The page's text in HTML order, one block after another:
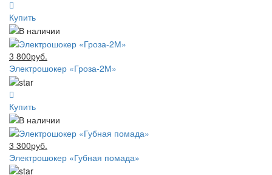
Купить
3 800руб.
Электрошокер «Гроза-2М»
Купить
3 300руб.
Электрошокер «Губная помада»